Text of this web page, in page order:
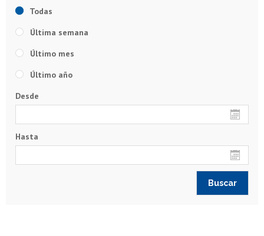
Todas
Última semana
Último mes
Último año
Desde
Hasta